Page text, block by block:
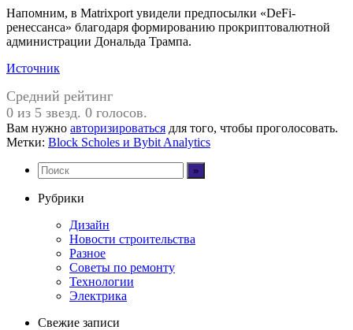
Напомним, в Matrixport увидели предпосылки «DeFi-
ренессанса» благодаря формированию прокриптовалютной
администрации Дональда Трампа.
Источник
Средний рейтинг
0 из 5 звезд. 0 голосов.
Вам нужно авторизироваться для того, чтобы проголосовать.
Метки: Block Scholes и Bybit Analytics
Рубрики
Дизайн
Новости строительства
Разное
Советы по ремонту
Технологии
Электрика
Свежие записи